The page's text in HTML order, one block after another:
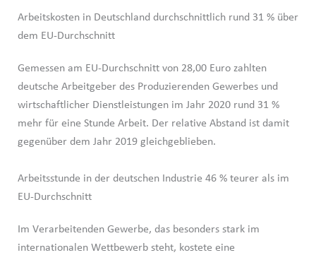
Arbeitskosten in Deutschland durchschnittlich rund 31 % über
dem EU-Durchschnitt
Gemessen am EU-Durchschnitt von 28,00 Euro zahlten
deutsche Arbeitgeber des Produzierenden Gewerbes und
wirtschaftlicher Dienstleistungen im Jahr 2020 rund 31 %
mehr für eine Stunde Arbeit. Der relative Abstand ist damit
gegenüber dem Jahr 2019 gleichgeblieben.
Arbeitsstunde in der deutschen Industrie 46 % teurer als im
EU-Durchschnitt
Im Verarbeitenden Gewerbe, das besonders stark im
internationalen Wettbewerb steht, kostete eine